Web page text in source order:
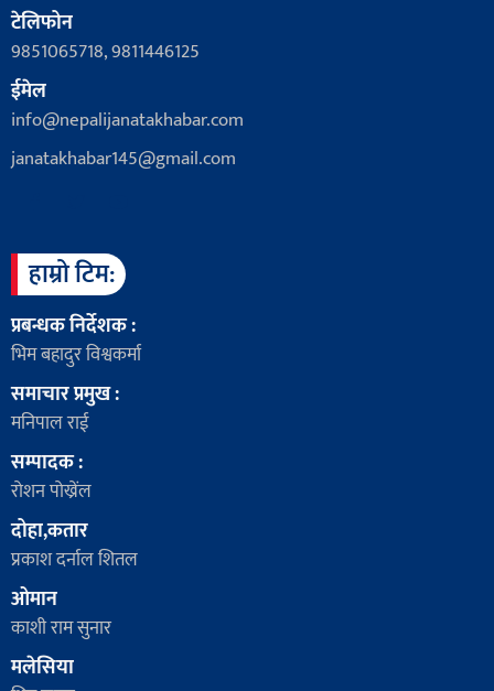
टेलिफोन
9851065718, 9811446125
ईमेल
info@nepalijanatakhabar.com
janatakhabar145@gmail.com
हाम्रो टिम:
प्रबन्धक निर्देशक :
भिम बहादुर विश्वकर्मा
समाचार प्रमुख :
मनिपाल राई
सम्पादक :
रोशन पोख्रेंल
दोहा,कतार
प्रकाश दर्नाल शितल
ओमान
काशी राम सुनार
मलेसिया